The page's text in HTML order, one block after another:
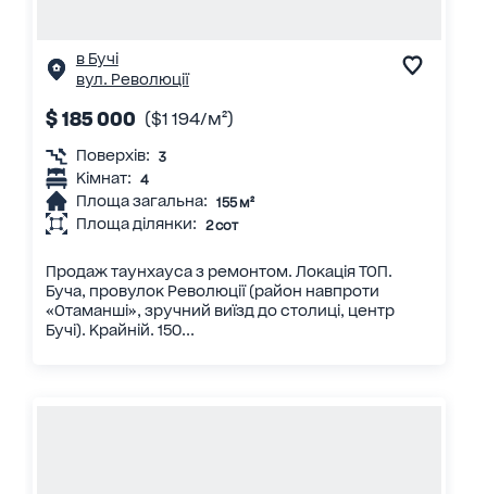
в Бучі
вул. Революції
$ 185 000 ($1 194/м²)
Поверхів: 3
Кімнат: 4
Площа загальна: 155 м²
Площа ділянки: 2 сот
Продаж таунхауса з ремонтом. Локація ТОП.
Буча, провулок Революції (район навпроти
«Отаманші», зручний виїзд до столиці, центр
Бучі). Крайній. 150...